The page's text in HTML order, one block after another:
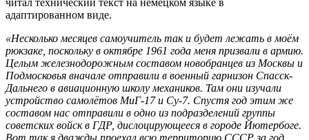
адаптированном виде.
«Несколько месяцев самоучитель так и будет лежать в моём
рюкзаке, поскольку в октябре 1961 года меня призвали в армию.
Целым железнодорожным составом новобранцев из Москвы и
Подмосковья вначале отправили в военный гарнизон Спасск-
Дальнего в авиационную школу механиков. Там они изучали
устройство самолётов МиГ-17 и Су-7. Спустя год этим же
составом нас отправили в одно из подразделений группы
советских войск в ГДР, дислоцирующееся в городе Йютербоге.
Вот так я дважды проехал всю территорию СССР за год